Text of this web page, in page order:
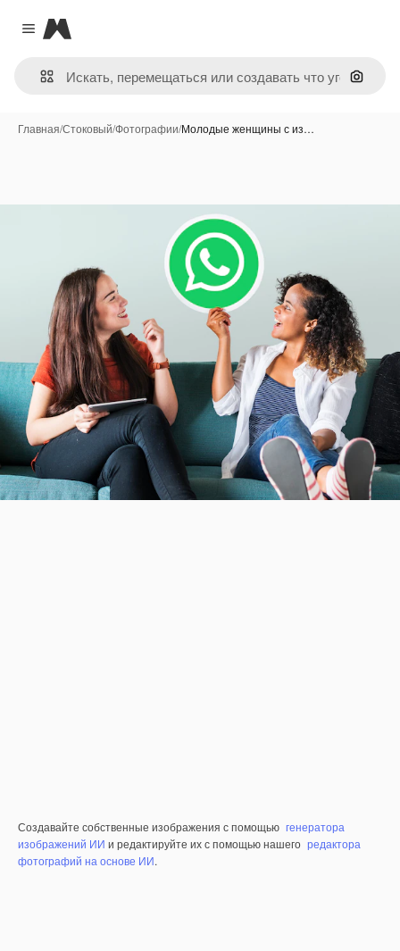
Close menu
Magnific
Поиск
Главная/Стоковый/Фотографии/Молодые женщины с из…
Создавайте собственные изображения с помощью генератора
изображений ИИ и редактируйте их с помощью нашего редактора
фотографий на основе ИИ.